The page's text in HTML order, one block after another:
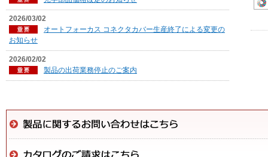
2026/03/02
オートフォーカス コネクタカバー生産終了による変更の
お知らせ
2026/02/02
製品の出荷業務停止のご案内